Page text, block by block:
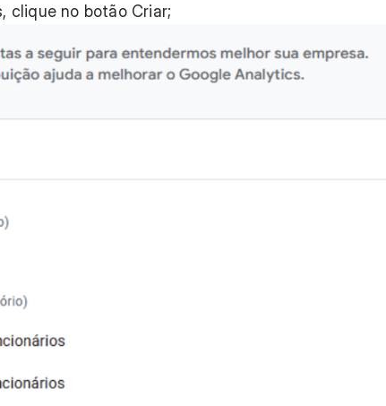
clique no botão Criar;